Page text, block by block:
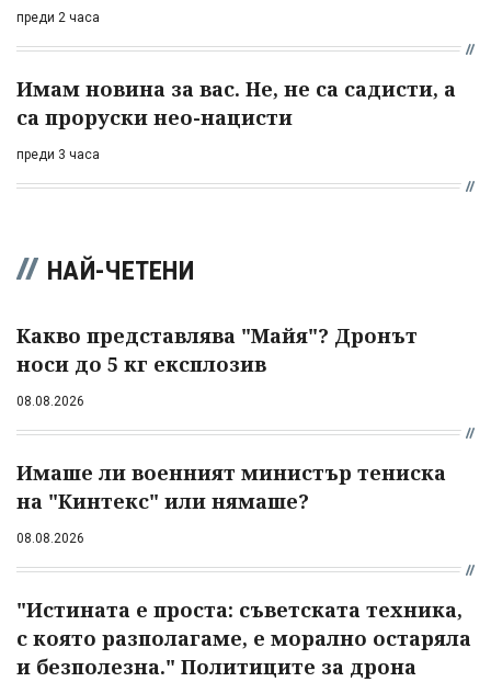
преди 2 часа
Имам новина за вас. Не, не са садисти, а
са проруски нео-нацисти
преди 3 часа
НАЙ-ЧЕТЕНИ
Какво представлява "Майя"? Дронът
носи до 5 кг експлозив
08.08.2026
Имаше ли военният министър тениска
на "Кинтекс" или нямаше?
08.08.2026
"Истината е проста: съветската техника,
с която разполагаме, е морално остаряла
и безполезна." Политиците за дрона